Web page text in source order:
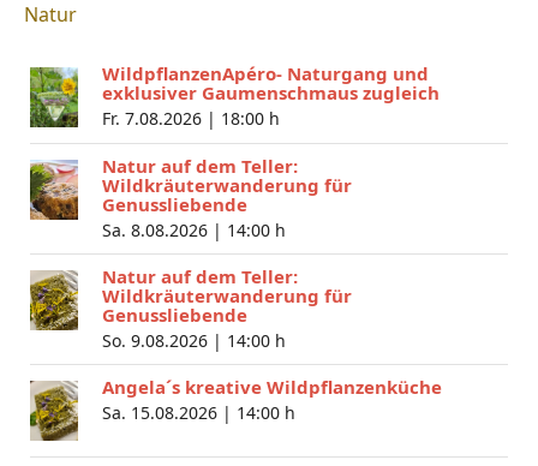
Natur
WildpflanzenApéro- Naturgang und
exklusiver Gaumenschmaus zugleich
Fr. 7.08.2026 | 18:00 h
Natur auf dem Teller:
Wildkräuterwanderung für
Genussliebende
Sa. 8.08.2026 | 14:00 h
Natur auf dem Teller:
Wildkräuterwanderung für
Genussliebende
So. 9.08.2026 | 14:00 h
Angela´s kreative Wildpflanzenküche
Sa. 15.08.2026 | 14:00 h